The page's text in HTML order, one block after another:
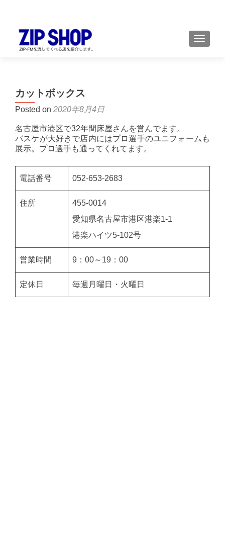
カットボックス
Posted on 2020年8月4日
名古屋市港区で32年間床屋さんを営んでます。
バスケが大好きで店内にはプロ選手のユニフォームも
展示。プロ選手も通ってくれてます。
電話番号 052-653-2683
住所
455-0014
愛知県名古屋市港区港楽1-1
港楽ハイツ5-102号
営業時間 9：00～19：00
定休日 毎週月曜日・火曜日